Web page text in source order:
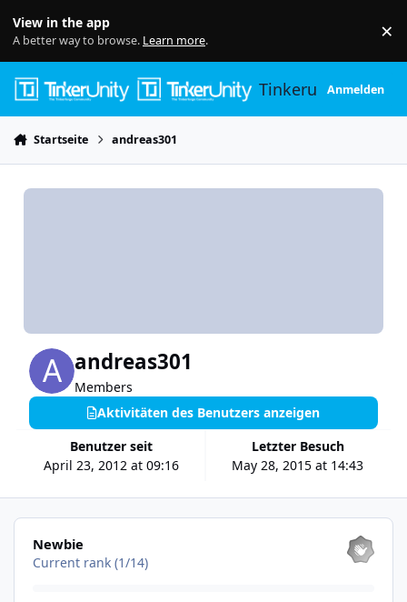
View in the app
A better way to browse. Learn more. ×
TinkerunityAnmelden
Startseite andreas301
andreas301
Members
Benutzer seit
April 23, 2012 at 09:16
Letzter Besuch
May 28, 2015 at 14:43
Aktivitäten des Benutzers anzeigen
Alle anzeigen
Newbie
Current rank (1/14)